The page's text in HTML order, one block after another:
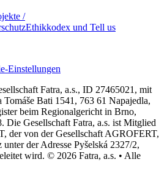
/
Ethikkodex und Tell us
Einstellungen
Fatra, a.s., ID 27465021, mit
Tomáše Bati 1541, 763 61 Napajedla,
beim Regionalgericht in Brno,
Die Gesellschaft Fatra, a.s. ist Mitglied
der von der Gesellschaft AGROFERT,
der Adresse Pyšelská 2327/2,
wird. © 2026 Fatra, a.s. • Alle